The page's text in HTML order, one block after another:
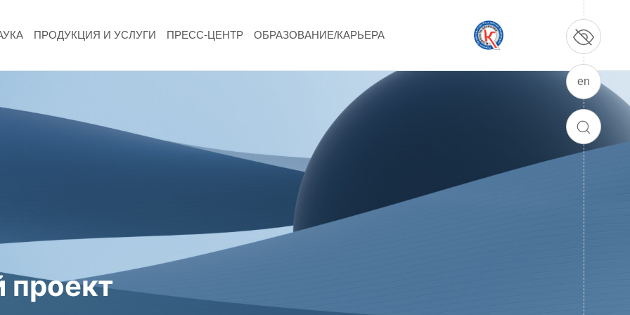
ПРОДУКЦИЯ И УСЛУГИ ПРЕСС-ЦЕНТР ОБРАЗОВАНИЕ/КАРЬЕРА
НАУКА
Фундаментальные и прикладные
Космическая защита Земли
Забабахинские научные чтения
Семинар «Радиационная физика металлов
и сплавов»
ПРОДУКЦИЯ И УСЛУГИ
ДПО и ПО (Дополнительное
профессиональное образование и
профессиональное обучение)
Лазерные технологии
Каталог гражданской продукции
проект
en